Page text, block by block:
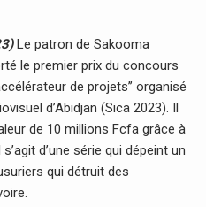
Le patron de Sakooma
le premier prix du concours
de projets’’ organisé
d’Abidjan (Sica 2023). Il
de 10 millions Fcfa grâce à
d’une série qui dépeint un
qui détruit des